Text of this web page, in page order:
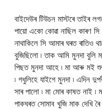
বাইদেউৰ টিউচন মাস্টৰে তাইৰ
পায়ো একো কোৱা নাছিল কাৰণ সি
নাথাকিলে সি আমাৰ ঘৰত ৰাতিও
বুজিছিলো ৷ তাক আমি মুনদা বুলি
পিছত মুনদা আহে ৷ মা আৰু মই
৷ গধুলিহে যাইগে মুনদা ৷ এদিন
সাৰ পালো ৷ মা মোৰ কাষত নাই
পাকঘৰত সোমাব খুজি মাক দেখি ৰৈ